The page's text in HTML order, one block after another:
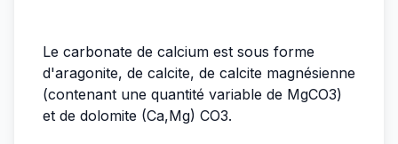
Le carbonate de calcium est sous forme
d'aragonite, de calcite, de calcite magnésienne
(contenant une quantité variable de MgCO3)
et de dolomite (Ca,Mg) CO3.